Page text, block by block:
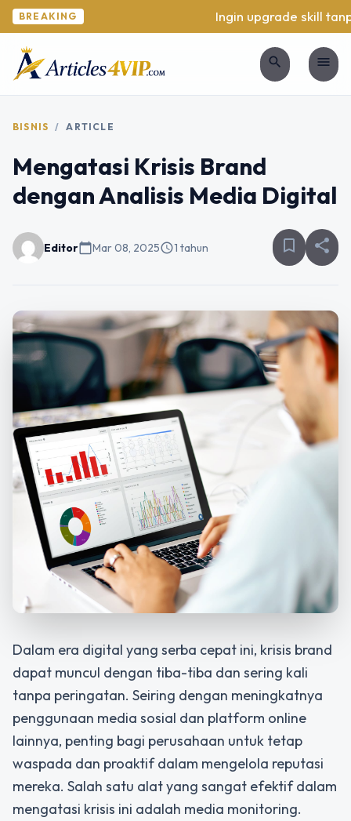
BREAKING Ingin upgrade skill
search menu
BISNIS / ARTICLE
Mengatasi Krisis Brand
dengan Analisis Media Digital
Editorcalendar_todayMar 08, 2025schedule1 tahun bookmark_border share
Dalam era digital yang serba cepat ini, krisis brand
dapat muncul dengan tiba-tiba dan sering kali
tanpa peringatan. Seiring dengan meningkatnya
penggunaan media sosial dan platform online
lainnya, penting bagi perusahaan untuk tetap
waspada dan proaktif dalam mengelola reputasi
mereka. Salah satu alat yang sangat efektif dalam
mengatasi krisis ini adalah media monitoring.